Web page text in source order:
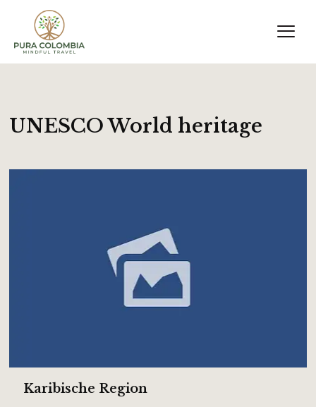
UNESCO World heritage
Karibische Region